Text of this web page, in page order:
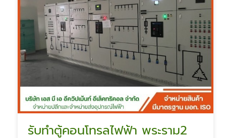
รับทำตู้คอนโทรลไฟฟ้า พระราม2